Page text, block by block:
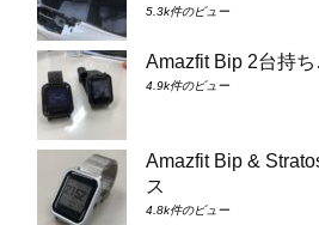
5.3k件のビュー
Amazfit Bip 2台持
4.9k件のビュー
Amazfit Bip &
ス
4.8k件のビュー